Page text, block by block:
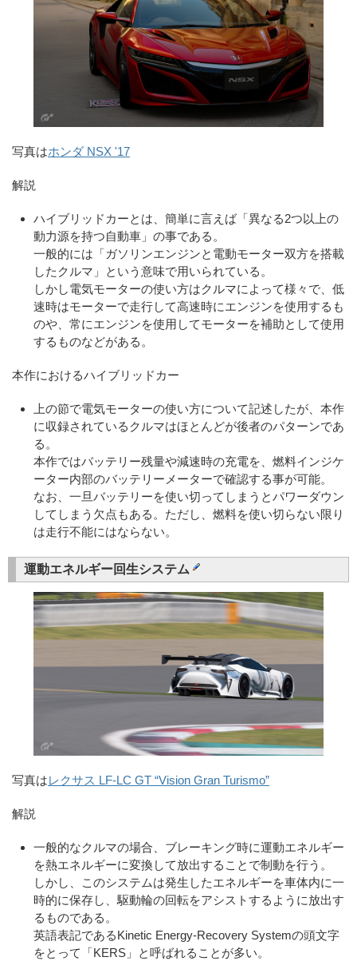
写真はホンダ NSX '17
解説
ハイブリッドカーとは、簡単に言えば「異なる2つ以上の
動力源を持つ自動車」の事である。
一般的には「ガソリンエンジンと電動モーター双方を搭載
したクルマ」という意味で用いられている。
しかし電気モーターの使い方はクルマによって様々で、低
速時はモーターで走行して高速時にエンジンを使用するも
のや、常にエンジンを使用してモーターを補助として使用
するものなどがある。
本作におけるハイブリッドカー
上の節で電気モーターの使い方について記述したが、本作
に収録されているクルマはほとんどが後者のパターンであ
る。
本作ではバッテリー残量や減速時の充電を、燃料インジケ
ーター内部のバッテリーメーターで確認する事が可能。
なお、一旦バッテリーを使い切ってしまうとパワーダウン
してしまう欠点もある。ただし、燃料を使い切らない限り
は走行不能にはならない。
運動エネルギー回生システム
写真はレクサス LF-LC GT “Vision Gran Turismo”
解説
一般的なクルマの場合、ブレーキング時に運動エネルギー
を熱エネルギーに変換して放出することで制動を行う。
しかし、このシステムは発生したエネルギーを車体内に一
時的に保存し、駆動輪の回転をアシストするように放出す
るものである。
英語表記であるKinetic Energy-Recovery Systemの頭文字
をとって「KERS」と呼ばれることが多い。